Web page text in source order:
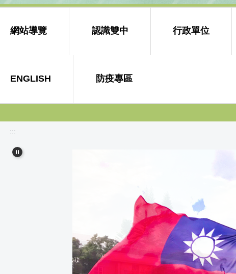
網站導覽 認識雙中 行政單位
ENGLISH 防疫專區
:::